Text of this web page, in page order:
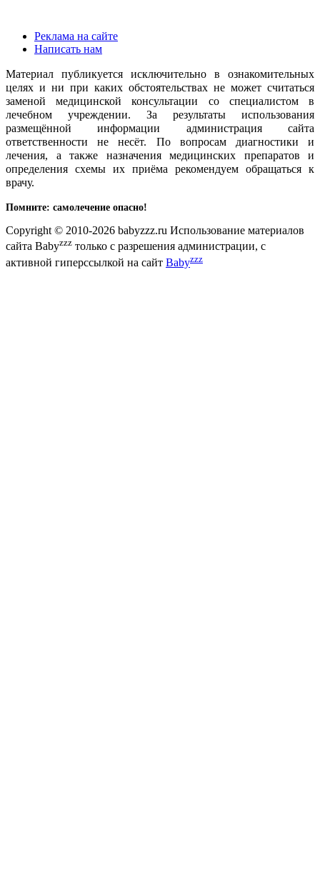
Реклама на сайте
Написать нам
Материал публикуется исключительно в ознакомительных
целях и ни при каких обстоятельствах не может считаться
заменой медицинской консультации со специалистом в
лечебном учреждении. За результаты использования
размещённой информации администрация сайта
ответственности не несёт. По вопросам диагностики и
лечения, а также назначения медицинских препаратов и
определения схемы их приёма рекомендуем обращаться к
врачу.
Помните: самолечение опасно!
Copyright © 2010-2026 babyzzz.ru Использование материалов
сайта Babyzzz только с разрешения администрации, с
активной гиперссылкой на сайт Babyzzz